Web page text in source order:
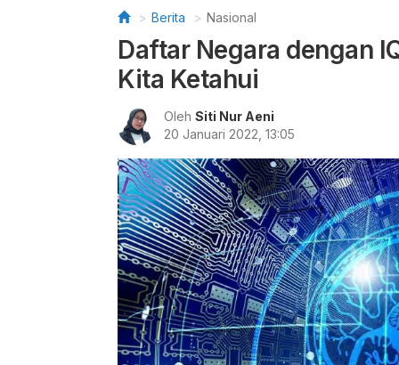
Berita Nasional
Daftar Negara dengan
Kita Ketahui
Oleh Siti Nur Aeni
20 Januari 2022, 13:05